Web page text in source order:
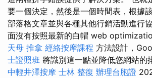
要一個決定，然後是一個時間表，根據
部落格文章並與各種其他行銷活動進行
面沒有按照最新的白帽 web
天母 推拿 經絡按摩課程 方法設計，
士證照班 將識別這一點並降低您網站的
中輕井澤按摩 士林 整復 辦理台胞證